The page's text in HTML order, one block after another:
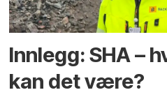
Innlegg: SHA –
kan det være?